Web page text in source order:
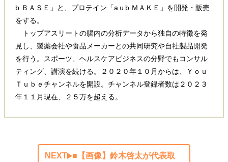
b ＢＡＳＥ」と、プロテイン「aｕb ＭＡＫＥ」を開発・販売
をする。
トップアスリートの腸内の分析データから独自の特徴を発
見し、製薬会社や食品メーカーとの共同研究や自社製品開発
を行う。スポーツ、ヘルスケアビジネスの分野でもコンサル
ティング、講演を続ける。２０２０年１０月からは、Ｙｏｕ
Ｔｕｂｅチャンネルを開設。チャンネル登録者数は２０２３
年１１月現在、２５万を超える。
NEXT
■【画像】鈴木啓太が代表取